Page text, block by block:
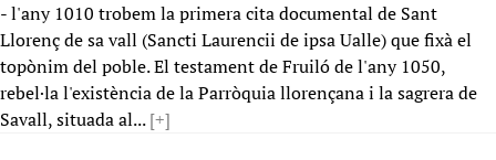
- l'any 1010 trobem la primera cita documental de Sant
Llorenç de sa vall (Sancti Laurencii de ipsa Ualle) que fixà el
topònim del poble. El testament de Fruiló de l'any 1050,
rebel·la l'existència de la Parròquia llorençana i la sagrera de
Savall, situada al...[+]